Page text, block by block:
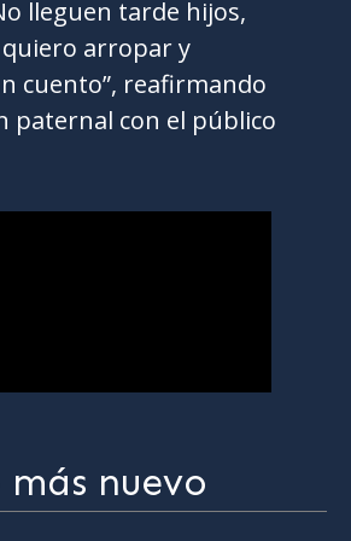
lleguen tarde hijos,
arropar y
cuento”, reafirmando
paternal con el público
más nuevo